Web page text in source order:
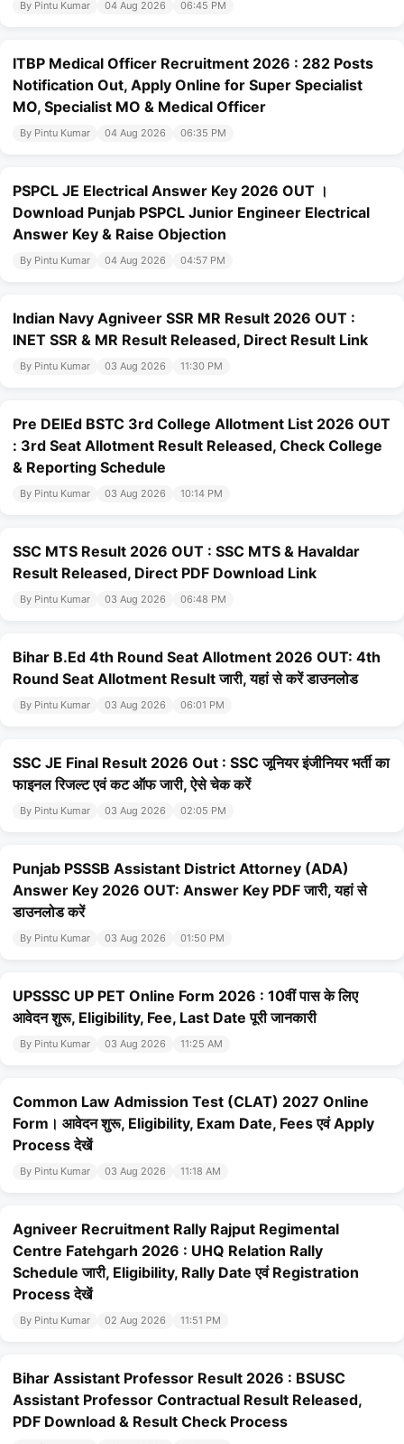
By Pintu Kumar 04 Aug 2026 06:45 PM
ITBP Medical Officer Recruitment 2026 : 282 Posts
Notification Out, Apply Online for Super Specialist
MO, Specialist MO & Medical Officer
By Pintu Kumar 04 Aug 2026 06:35 PM
PSPCL JE Electrical Answer Key 2026 OUT ।
Download Punjab PSPCL Junior Engineer Electrical
Answer Key & Raise Objection
By Pintu Kumar 04 Aug 2026 04:57 PM
Indian Navy Agniveer SSR MR Result 2026 OUT :
INET SSR & MR Result Released, Direct Result Link
By Pintu Kumar 03 Aug 2026 11:30 PM
Pre DElEd BSTC 3rd College Allotment List 2026 OUT
: 3rd Seat Allotment Result Released, Check College
& Reporting Schedule
By Pintu Kumar 03 Aug 2026 10:14 PM
SSC MTS Result 2026 OUT : SSC MTS & Havaldar
Result Released, Direct PDF Download Link
By Pintu Kumar 03 Aug 2026 06:48 PM
Bihar B.Ed 4th Round Seat Allotment 2026 OUT: 4th
Round Seat Allotment Result जारी, यहां से करें डाउनलोड
By Pintu Kumar 03 Aug 2026 06:01 PM
SSC JE Final Result 2026 Out : SSC जूनियर इंजीनियर भर्ती का
फाइनल रिजल्ट एवं कट ऑफ जारी, ऐसे चेक करें
By Pintu Kumar 03 Aug 2026 02:05 PM
Punjab PSSSB Assistant District Attorney (ADA)
Answer Key 2026 OUT: Answer Key PDF जारी, यहां से
डाउनलोड करें
By Pintu Kumar 03 Aug 2026 01:50 PM
UPSSSC UP PET Online Form 2026 : 10वीं पास के लिए
आवेदन शुरू, Eligibility, Fee, Last Date पूरी जानकारी
By Pintu Kumar 03 Aug 2026 11:25 AM
Common Law Admission Test (CLAT) 2027 Online
Form। आवेदन शुरू, Eligibility, Exam Date, Fees एवं Apply
Process देखें
By Pintu Kumar 03 Aug 2026 11:18 AM
Agniveer Recruitment Rally Rajput Regimental
Centre Fatehgarh 2026 : UHQ Relation Rally
Schedule जारी, Eligibility, Rally Date एवं Registration
Process देखें
By Pintu Kumar 02 Aug 2026 11:51 PM
Bihar Assistant Professor Result 2026 : BSUSC
Assistant Professor Contractual Result Released,
PDF Download & Result Check Process